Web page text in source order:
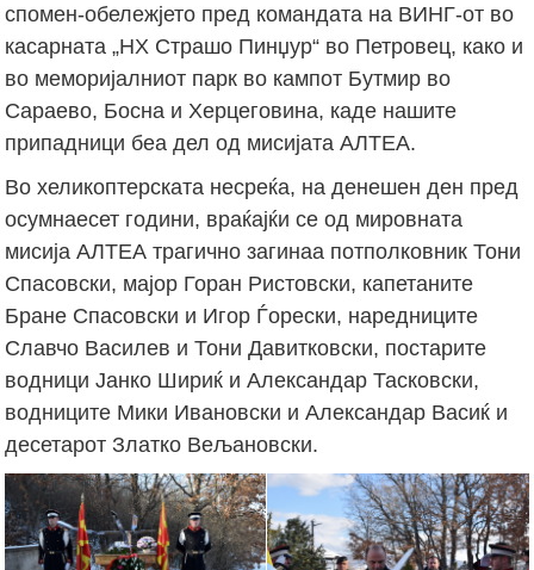
спомен-обележјето пред командата на ВИНГ-от во
касарната „НХ Страшо Пинџур“ во Петровец, како и
во меморијалниот парк во кампот Бутмир во
Сараево, Босна и Херцеговина, каде нашите
припадници беа дел од мисијата АЛТЕА.
Во хеликоптерската несреќа, на денешен ден пред
осумнаесет години, враќајќи се од мировната
мисија АЛТЕА трагично загинаа потполковник Тони
Спасовски, мајор Горан Ристовски, капетаните
Бране Спасовски и Игор Ѓорески, наредниците
Славчо Василев и Тони Давитковски, постарите
водници Јанко Шириќ и Александар Тасковски,
водниците Мики Ивановски и Александар Васиќ и
десетарот Златко Вељановски.